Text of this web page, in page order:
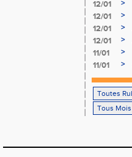
12/01 >
12/01
>
12/01
>
12/01 >
11/01 >
11/01
>